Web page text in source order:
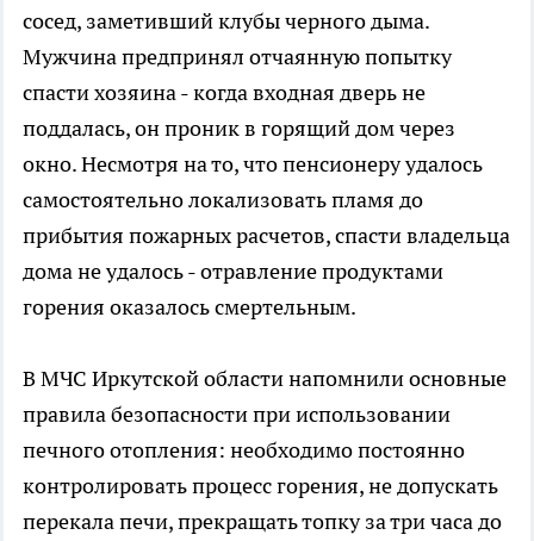
сосед, заметивший клубы черного дыма.
Мужчина предпринял отчаянную попытку
спасти хозяина - когда входная дверь не
поддалась, он проник в горящий дом через
окно. Несмотря на то, что пенсионеру удалось
самостоятельно локализовать пламя до
прибытия пожарных расчетов, спасти владельца
дома не удалось - отравление продуктами
горения оказалось смертельным.
В МЧС Иркутской области напомнили основные
правила безопасности при использовании
печного отопления: необходимо постоянно
контролировать процесс горения, не допускать
перекала печи, прекращать топку за три часа до